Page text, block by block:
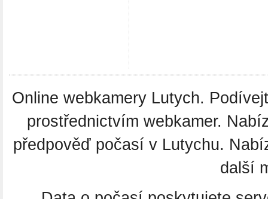
Online webkamery Lutych.
prostřednictvím webkamer.
předpověď počasí v Lutychu.
další